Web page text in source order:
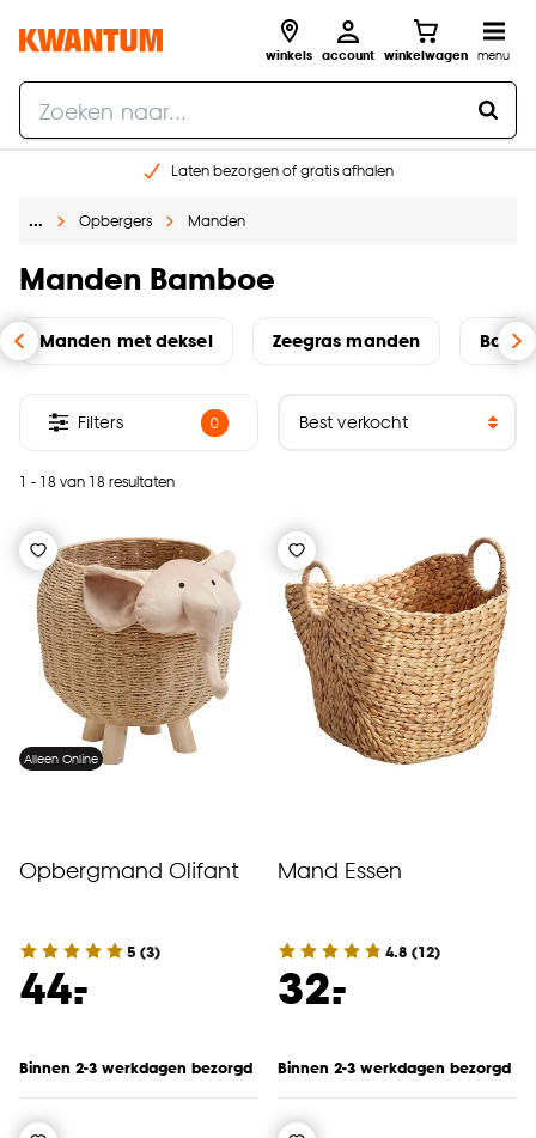
winkels account winkelwagen menu
Laten bezorgen of gratis afhalen
Gratis raam advies en opmeten aan huis
… Opbergers Manden
Manden Bamboe
Manden met deksel Zeegras manden
1 - 18 van 18 resultaten
Filters 0
Alleen Online
Opbergmand Olifant
5 (3)
44.
-
Binnen 2-3 werkdagen bezorgd
Mand Essen
4.8 (12)
32.
-
Binnen 2-3 werkdagen bezorgd